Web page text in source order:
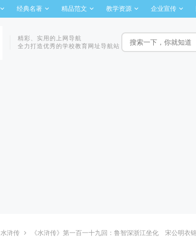
经典名著 精品范文 教学资源 企业宣传
精彩、实用的上网导航
全力打造优秀的学校教育网址导航站
水浒传 《水浒传》第一百一十九回：鲁智深浙江坐化 宋公明衣